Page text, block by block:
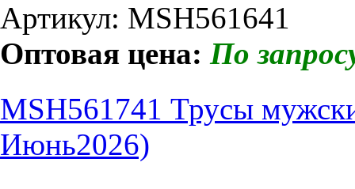
Артикул: MSH561641
Оптовая цена: По
MSH561741 Трусы
Июнь2026)